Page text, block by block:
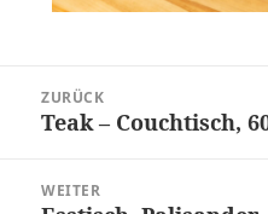
ZURÜCK
Vorheriger
Teak – Couchtisch,
WEITER